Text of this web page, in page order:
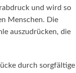
und wird so
Menschen. Die
auszudrücken, die
durch sorgfältige